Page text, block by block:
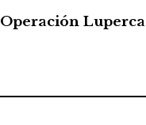
Operación Luperca